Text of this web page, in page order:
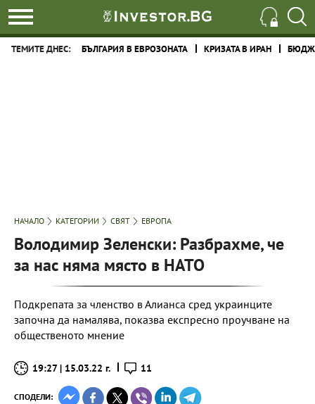
ТЕМИТЕ ДНЕС: БЪЛГАРИЯ В ЕВРОЗОНАТА КРИЗАТА В ИРАН
НАЧАЛО КАТЕГОРИИ СВЯТ ЕВРОПА
Володимир Зеленски: Разбрахме, че
за нас няма място в НАТО
Подкрепата за членство в Алианса сред украинците
започна да намалява, показва експресно проучване на
общественото мнение
19:27 | 15.03.22 г. 11
СПОДЕЛИ: